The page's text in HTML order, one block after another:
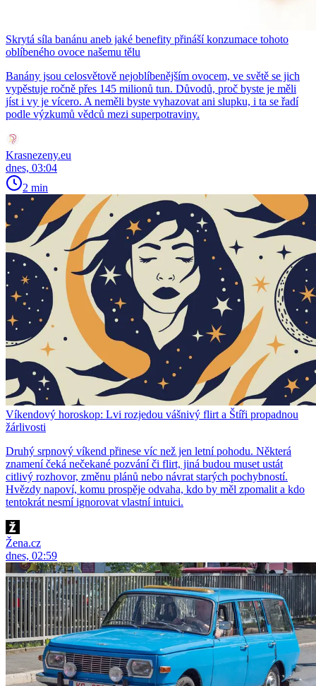
Skrytá síla banánu aneb jaké benefity přináší konzumace tohoto
oblíbeného ovoce našemu tělu
Banány jsou celosvětově nejoblíbenějším ovocem, ve světě se jich
vypěstuje ročně přes 145 milionů tun. Důvodů, proč byste je měli
jíst i vy je vícero. A neměli byste vyhazovat ani slupku, i ta se řadí
podle výzkumů vědců mezi superpotraviny.
Krasnezeny.eu
dnes, 03:04
2 min
Víkendový horoskop: Lvi rozjedou vášnivý flirt a Štíři propadnou
žárlivosti
Druhý srpnový víkend přinese víc než jen letní pohodu. Některá
znamení čeká nečekané pozvání či flirt, jiná budou muset ustát
citlivý rozhovor, změnu plánů nebo návrat starých pochybností.
Hvězdy napoví, komu prospěje odvaha, kdo by měl zpomalit a kdo
tentokrát nesmí ignorovat vlastní intuici.
Žena.cz
dnes, 02:59